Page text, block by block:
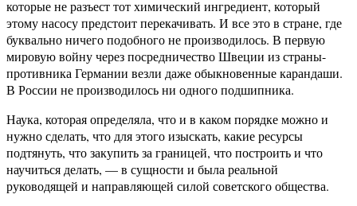
которые не разъест тот химический ингредиент, который
этому насосу предстоит перекачивать. И все это в стране, где
буквально ничего подобного не производилось. В первую
мировую войну через посредничество Швеции из страны-
противника Германии везли даже обыкновенные карандаши.
В России не производилось ни одного подшипника.
Наука, которая определяла, что и в каком порядке можно и
нужно сделать, что для этого изыскать, какие ресурсы
подтянуть, что закупить за границей, что построить и что
научиться делать, — в сущности и была реальной
руководящей и направляющей силой советского общества.